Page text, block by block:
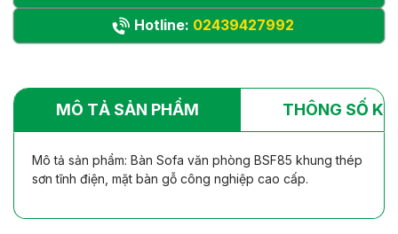
Hotline: 02439427992
MÔ TẢ SẢN PHẨM THÔNG SỐ
Mô tả sản phẩm: Bàn Sofa văn phòng BSF85 khung thép
sơn tĩnh điện, mặt bàn gỗ công nghiệp cao cấp.